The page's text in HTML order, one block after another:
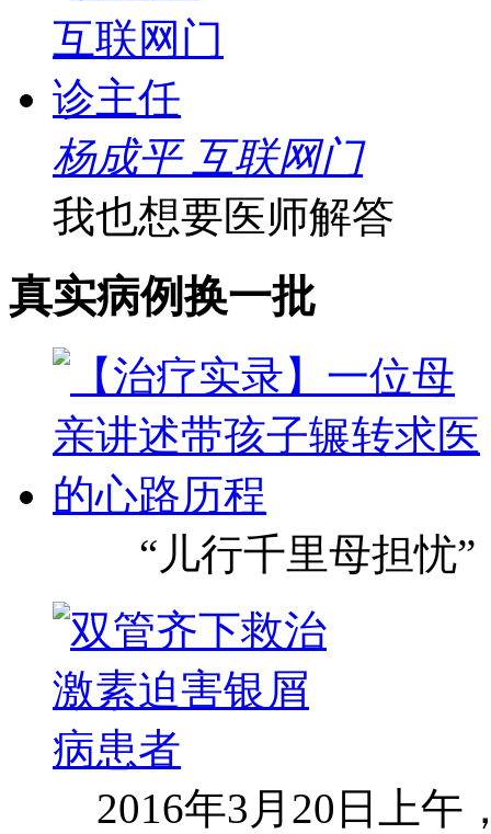
杨成平 互联网门
我也想要医师解答
真实病例换一批
“儿行千里母担忧”
2016年3月20日上午